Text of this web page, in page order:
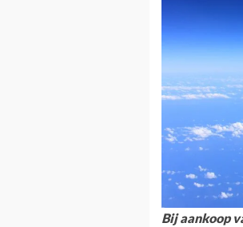
Bij aankoop